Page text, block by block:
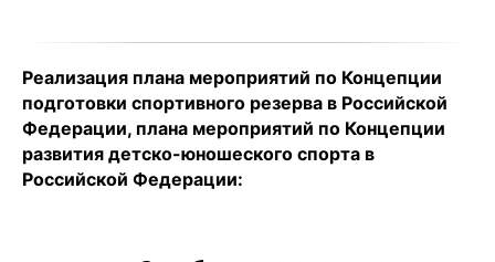
Реализация плана мероприятий по Концепции
подготовки спортивного резерва в Российской
Федерации, плана мероприятий по Концепции
развития детско-юношеского спорта в
Российской Федерации: